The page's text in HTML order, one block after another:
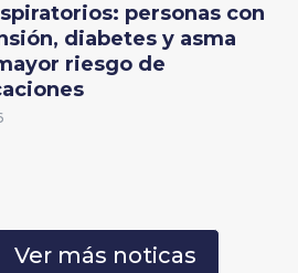
personas con
diabetes y asma
riesgo de
Ver más noticas